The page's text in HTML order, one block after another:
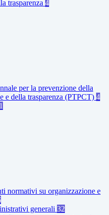
trasparenza 4
per la prevenzione della
e della trasparenza (PTPCT) 4
normativi su organizzazione e
generali 32